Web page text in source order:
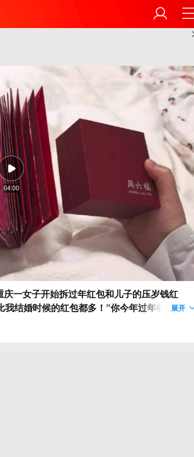
04:00
一女子开始拆过年红包和儿子的压岁钱红
结婚时候的红包都多！”你今年过年收到多少
展开